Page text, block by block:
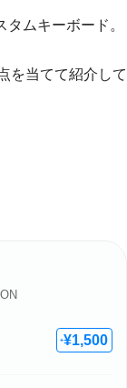
ムキーボード。
を当てて紹介して
+¥1,500